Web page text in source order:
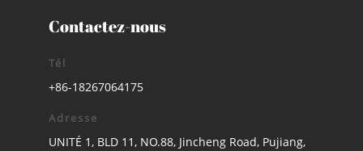
Contactez-nous
Tél
+86-18267064175
Adresse
UNITÉ 1, BLD 11, NO.88, Jincheng Road, Pujiang,